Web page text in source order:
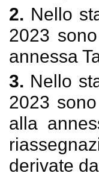
2. Nello
2023
annessa
3. Nello
2023
alla
derivate